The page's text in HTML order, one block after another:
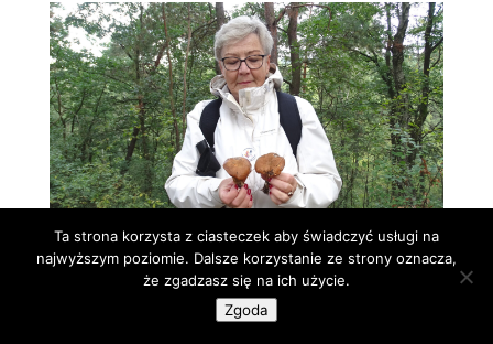
Ta strona korzysta z ciasteczek aby świadczyć usługi na
najwyższym poziomie. Dalsze korzystanie ze strony oznacza,
że zgadzasz się na ich użycie.
Zgoda